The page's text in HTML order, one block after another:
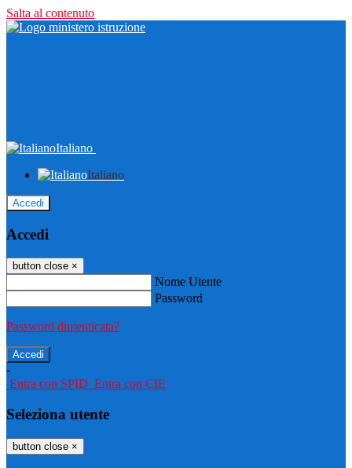
Salta al contenuto
Italiano
Italiano
Accedi
Accedi
button close ×
Nome Utente
Password
Password dimenticata?
-
Entra con SPID Entra con CIE
Seleziona utente
button close ×